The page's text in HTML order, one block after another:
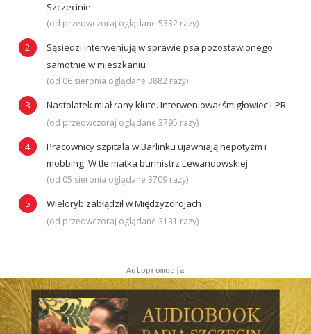
Szczecinie
(od przedwczoraj oglądane 5332 razy)
Sąsiedzi interweniują w sprawie psa pozostawionego
samotnie w mieszkaniu
(od 06 sierpnia oglądane 3882 razy)
Nastolatek miał rany kłute. Interweniował śmigłowiec LPR
(od przedwczoraj oglądane 3795 razy)
Pracownicy szpitala w Barlinku ujawniają nepotyzm i
mobbing. W tle matka burmistrz Lewandowskiej
(od 05 sierpnia oglądane 3709 razy)
Wieloryb zabłądził w Międzyzdrojach
(od przedwczoraj oglądane 3131 razy)
Autopromocja